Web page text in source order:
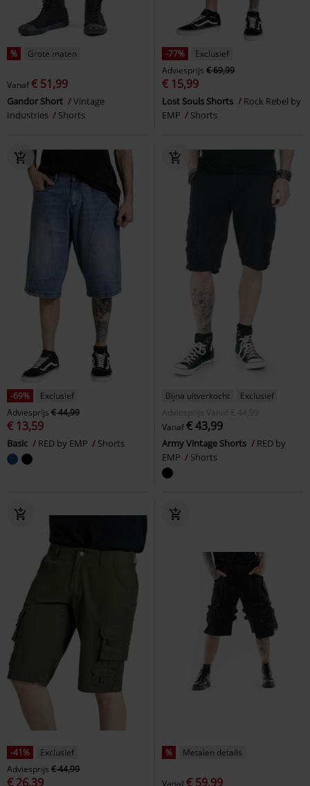
% Grote maten
Vanaf€ 51,99
Gandor Short
Vintage
Industries
Shorts
-77%
Exclusief
Adviesprijs € 69,99
€ 15,99
Lost Souls Shorts
Rock Rebel by
EMP
Shorts
-69%
Exclusief
Adviesprijs € 44,99
€ 13,59
Basic RED by EMP Shorts
Bijna uitverkocht
Exclusief
Adviesprijs
Vanaf € 44,99
Vanaf€ 43,99
Army Vintage Shorts
RED by
EMP
Shorts
-41%
Exclusief
Adviesprijs € 44,99
€ 26,39
% Metalen details
Vanaf€ 59,99